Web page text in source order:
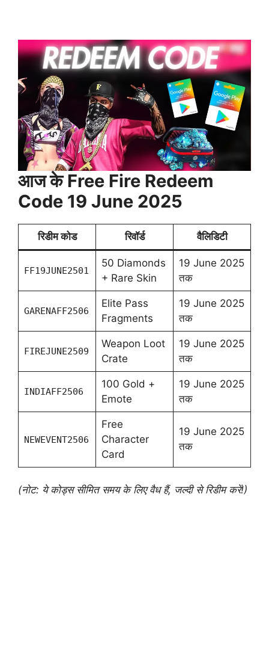
आज के Free Fire Redeem
Code 19 June 2025
रिडीम कोड रिवॉर्ड वैलिडिटी
FF19JUNE2501
50 Diamonds
+ Rare Skin
19 June 2025
तक
GARENAFF2506
Elite Pass
Fragments
19 June 2025
तक
FIREJUNE2509
Weapon Loot
Crate
19 June 2025
तक
INDIAFF2506
100 Gold +
Emote
19 June 2025
तक
NEWEVENT2506
Free
Character
Card
19 June 2025
तक
(नोट: ये कोड्स सीमित समय के लिए वैध हैं, जल्दी से रिडीम करें!)